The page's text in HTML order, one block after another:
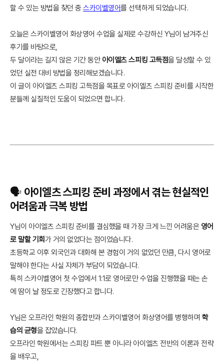
할 수 있는 방법을 찾던 중스카이벨영어를 선택하게 되었습니다.
오늘은 스카이벨영어 화상영어 수업을 실제로 수강하신 Y님이 남겨주신
후기를 바탕으로,
두 달이라는 길지 않은 기간 동안 아이엘츠 스피킹 고득점을 달성할 수 있
었던 실전 대비 방법을 정리해보겠습니다.
이 글이 아이엘츠 스피킹 고득점을 목표로 아이엘츠 스피킹 준비를 시작한
분들께 실질적인 도움이 되었으면 합니다.
🗣️ 아이엘츠 스피킹 준비 과정에서 겪는 현실적인
어려움과 극복 방법
Y님이 아이엘츠 스피킹 준비를 결심했을 때 가장 크게 느낀 어려움은 영어
로 말할 기회가 거의 없었다는 점이었습니다.
초등학교 이후 외국인과 대화해 본 경험이 거의 없었던 만큼, 다시 영어로
말해야 한다는 사실 자체가 부담이 되었습니다.
특히 스카이벨영어 첫 수업에서 1:1로 영어로만 수업을 진행했을 때는 손
에 땀이 날 정도로 긴장했다고 합니다.
Y님은 오프라인 학원의 종합반과 스카이벨영어 화상영어를 병행하며 학
습의 균형을 잡았습니다.
오프라인 학원에서는 스피킹 파트 뿐 아니라 아이엘츠 전반의 이론과 전략
을 배우고,